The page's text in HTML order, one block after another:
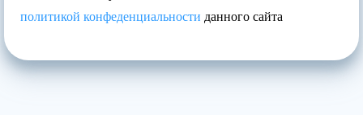
политикой конфеденциальности данного сайта